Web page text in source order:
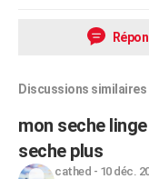
Discussions similaires
mon seche linge
seche plus
cathed - 10 déc.